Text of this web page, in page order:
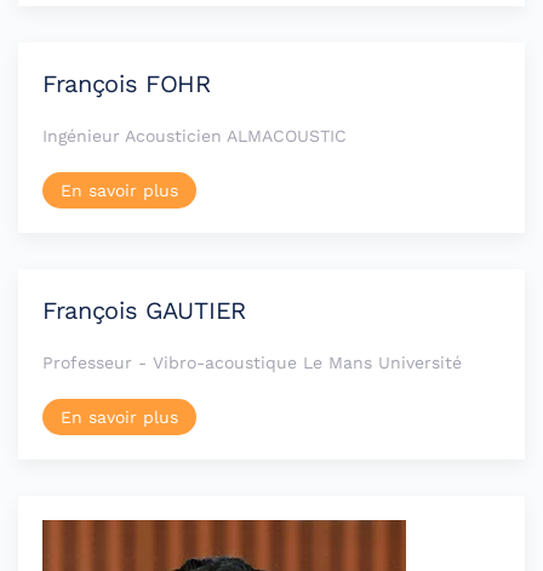
François FOHR
Ingénieur Acousticien ALMACOUSTIC
En savoir plus
François GAUTIER
Professeur - Vibro-acoustique Le Mans Université
En savoir plus